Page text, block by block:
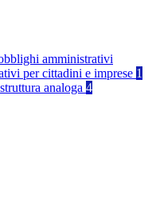
amministrativi
per cittadini e imprese 1
analoga 4